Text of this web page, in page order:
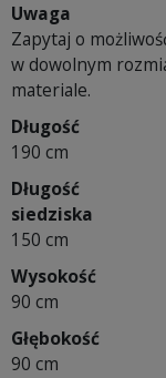
Uwaga
Zapytaj o
w dowolnym
materiale.
Długość
190 cm
Długość
siedziska
150 cm
Wysokość
90 cm
Głębokość
90 cm